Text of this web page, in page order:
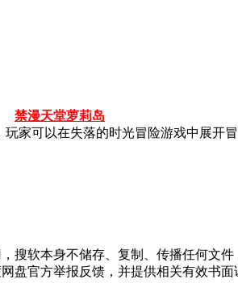
禁漫天堂萝莉岛
家可以在失落的时光冒险游戏中展开
搜软本身不储存、复制、传播任何文
官方举报反馈，并提供相关有效书